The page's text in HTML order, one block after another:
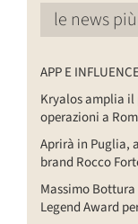
le news
APP E
Kryalos amplia
operazioni a
Aprirà in Puglia,
brand Rocco
Massimo
Legend Award